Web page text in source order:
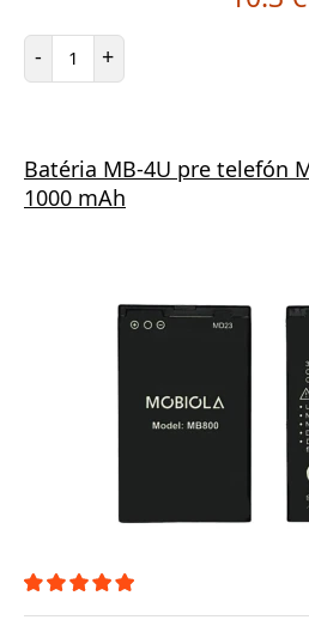
- Počet položiek
+
Batéria MB-4U pre telefón
1000 mAh